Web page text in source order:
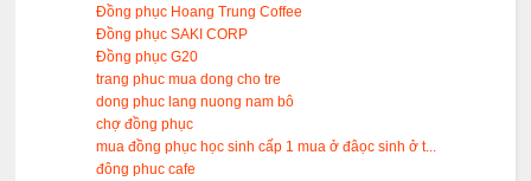
Đồng phục Hoang Trung Coffee
Đồng phục SAKI CORP
Đồng phục G20
trang phuc mua dong cho tre
dong phuc lang nuong nam bô
chợ đồng phục
mua đồng phục học sinh cấp 1 mua ở đâọc sinh ở t...
đông phuc cafe